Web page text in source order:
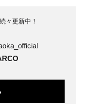
々更新中！